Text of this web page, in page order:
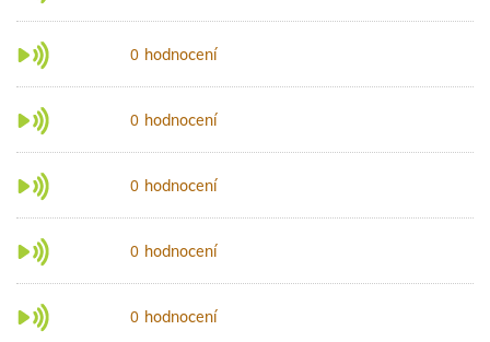
0 hodnocení
0 hodnocení
0 hodnocení
0 hodnocení
0 hodnocení